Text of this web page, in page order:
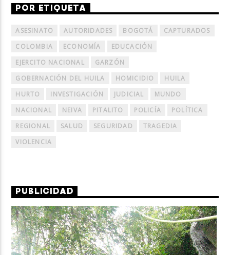
POR ETIQUETA
ASESINATO AUTORIDADES BOGOTÁ
CAPTURADOS
COLOMBIA
ECONOMÍA
EDUCACIÓN
EJERCITO NACIONAL
GARZÓN
GOBERNACIÓN DEL HUILA
HOMICIDIO
HUILA
HURTO
INVESTIGACIÓN JUDICIAL
MUNDO
NACIONAL
NEIVA PITALITO POLICÍA
POLÍTICA
REGIONAL
SALUD SEGURIDAD
TRAGEDIA
VIOLENCIA
PUBLICIDAD